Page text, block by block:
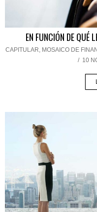
EN FUNCIÓN DE QUÉ
CAPITULAR, MOSAICO DE
/ 10